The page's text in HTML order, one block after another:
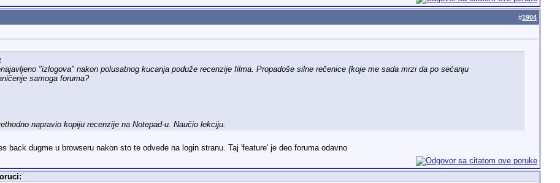
#1904
"izlogova" nakon polusatnog kucanja poduže recenzije filma. Propadoše silne rečenice (koje me sada mrzi da po sećanju
samoga foruma?
napravio kopiju recenzije na Notepad-u. Naučio lekciju.
back dugme u browseru nakon sto te odvede na login stranu. Taj 'feature' je deo foruma odavno